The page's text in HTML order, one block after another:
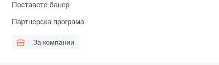
Поставете банер
Партнерска програма
За компании